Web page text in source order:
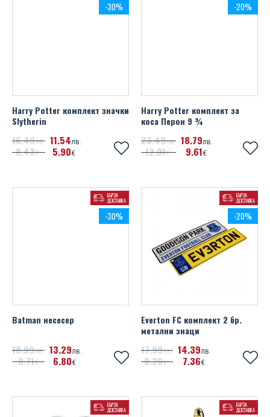
-30%
Harry Potter комплект значки
Slytherin
1649лв.
843€
11 54лв.
5 90€
-20%
Harry Potter комплект за
коса Перон 9 ¾
2349лв.
1201€
18 79лв.
9 61€
БЪРЗА
ДОСТАВКА
-30%
Batman несесер
1899лв.
971€
13 29лв.
6 80€
БЪРЗА
ДОСТАВКА
-20%
Everton FC комплект 2 бр.
метални знаци
1799лв.
920€
14 39лв.
7 36€
БЪРЗА
ДОСТАВКА
БЪРЗА
ДОСТАВКА